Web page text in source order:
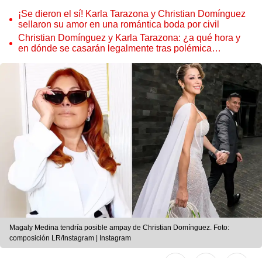
¡Se dieron el sí! Karla Tarazona y Christian Domínguez
sellaron su amor en una romántica boda por civil
Christian Domínguez y Karla Tarazona: ¿a qué hora y
en dónde se casarán legalmente tras polémica
Magaly Medina tendría posible ampay de Christian Domínguez. Foto:
composición LR/Instagram | Instagram